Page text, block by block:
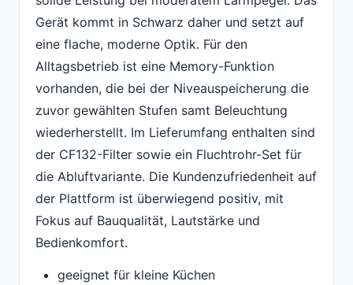
Gerät kommt in Schwarz daher und setzt auf
eine flache, moderne Optik. Für den
Alltagsbetrieb ist eine Memory-Funktion
vorhanden, die bei der Niveauspeicherung die
zuvor gewählten Stufen samt Beleuchtung
wiederherstellt. Im Lieferumfang enthalten sind
der CF132-Filter sowie ein Fluchtrohr-Set für
die Abluftvariante. Die Kundenzufriedenheit auf
der Plattform ist überwiegend positiv, mit
Fokus auf Bauqualität, Lautstärke und
Bedienkomfort.
geeignet für kleine Küchen